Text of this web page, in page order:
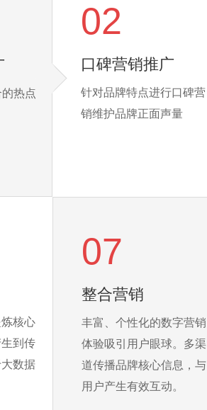
热点
02
口碑营销推广
针对品牌特点进行口碑营
销维护品牌正面声量
核心
到传
数据
07
整合营销
丰富、个性化的数字营销
体验吸引用户眼球。多渠
道传播品牌核心信息，与
用户产生有效互动。